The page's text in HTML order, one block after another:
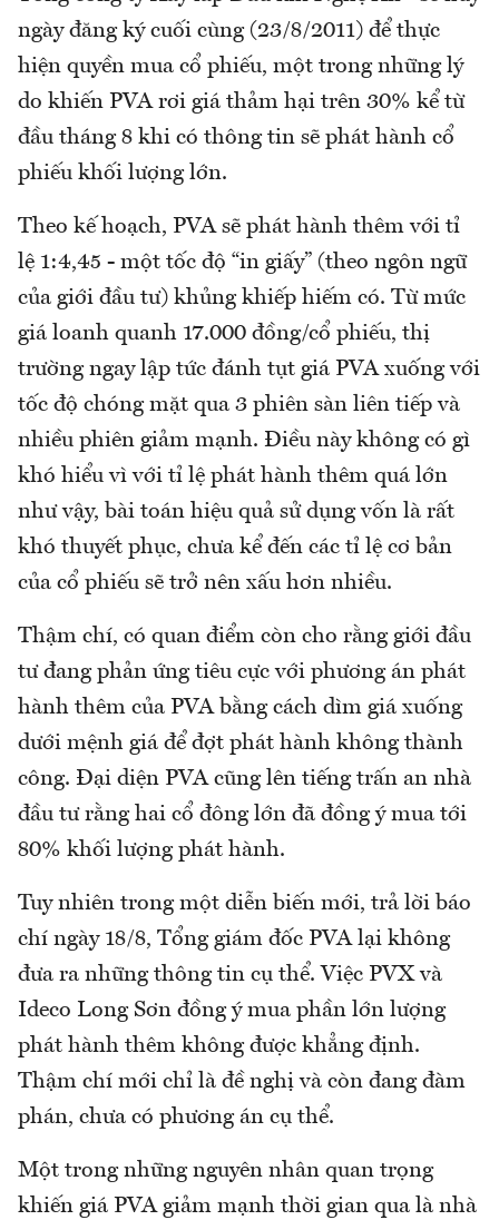
ngày đăng ký cuối cùng (23/8/2011) để thực
hiện quyền mua cổ phiếu, một trong những lý
do khiến PVA rơi giá thảm hại trên 30% kể từ
đầu tháng 8 khi có thông tin sẽ phát hành cổ
phiếu khối lượng lớn.
Theo kế hoạch, PVA sẽ phát hành thêm với tỉ
lệ 1:4,45 - một tốc độ “in giấy” (theo ngôn ngữ
của giới đầu tư) khủng khiếp hiếm có. Từ mức
giá loanh quanh 17.000 đồng/cổ phiếu, thị
trường ngay lập tức đánh tụt giá PVA xuống với
tốc độ chóng mặt qua 3 phiên sàn liên tiếp và
nhiều phiên giảm mạnh. Điều này không có gì
khó hiểu vì với tỉ lệ phát hành thêm quá lớn
như vậy, bài toán hiệu quả sử dụng vốn là rất
khó thuyết phục, chưa kể đến các tỉ lệ cơ bản
của cổ phiếu sẽ trở nên xấu hơn nhiều.
Thậm chí, có quan điểm còn cho rằng giới đầu
tư đang phản ứng tiêu cực với phương án phát
hành thêm của PVA bằng cách dìm giá xuống
dưới mệnh giá để đợt phát hành không thành
công. Đại diện PVA cũng lên tiếng trấn an nhà
đầu tư rằng hai cổ đông lớn đã đồng ý mua tới
80% khối lượng phát hành.
Tuy nhiên trong một diễn biến mới, trả lời báo
chí ngày 18/8, Tổng giám đốc PVA lại không
đưa ra những thông tin cụ thể. Việc PVX và
Ideco Long Sơn đồng ý mua phần lớn lượng
phát hành thêm không được khẳng định.
Thậm chí mới chỉ là đề nghị và còn đang đàm
phán, chưa có phương án cụ thể.
Một trong những nguyên nhân quan trọng
khiến giá PVA giảm mạnh thời gian qua là nhà